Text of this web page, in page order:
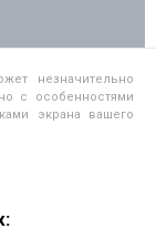
незначительно
с особенностями
экрана вашего